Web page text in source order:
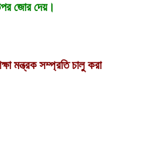
জোর দেয়।
মন্ত্রক সম্প্রতি চালু করা